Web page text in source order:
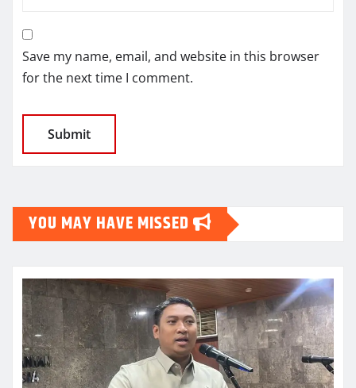
Save my name, email, and website in this browser
for the next time I comment.
YOU MAY HAVE MISSED